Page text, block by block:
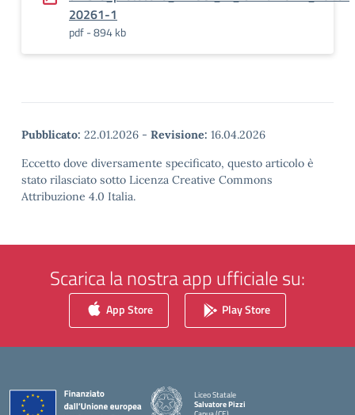
20261-1
pdf - 894 kb
Pubblicato: 22.01.2026 - Revisione: 16.04.2026
Eccetto dove diversamente specificato, questo articolo è
stato rilasciato sotto Licenza Creative Commons
Attribuzione 4.0 Italia.
Scarica la nostra app ufficiale su:
App Store Play Store
Liceo Statale
Salvatore Pizzi